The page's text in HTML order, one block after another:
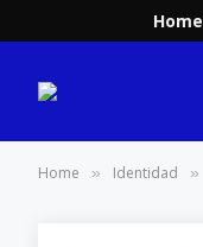
Home
Home » Identidad »